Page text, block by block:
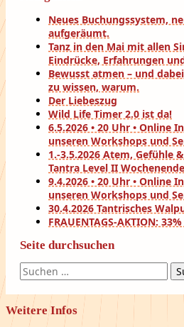
Neues Buchungssystem,
aufgeräumt.
Tanz in den Mai mit allen
Eindrücke, Erfahrungen
Bewusst atmen – und
zu wissen, warum.
Der Liebeszug
Wild Life Timer 2.0 ist da!
6.5.2026 • 20 Uhr • Online
unseren Workshops und
1.-3.5.2026 Atem, Gefühle
Tantra Level II
9.4.2026 • 20 Uhr • Online
unseren Workshops und
30.4.2026 Tantrisches
FRAUENTAGS-AKTION:
Seite durchsuchen
Suchen
nach:
Weitere Infos